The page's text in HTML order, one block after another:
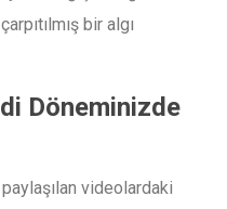
bir algı
Döneminizde
videolardaki